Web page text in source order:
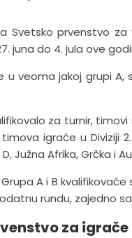
Svetsko prvenstvo
juna do 4. jula ove
u veoma jakoj grupi
za turnir,
igraće u Diviziji
Južna Afrika, Grčka i
A i B
rundu, zajedno
za igrače